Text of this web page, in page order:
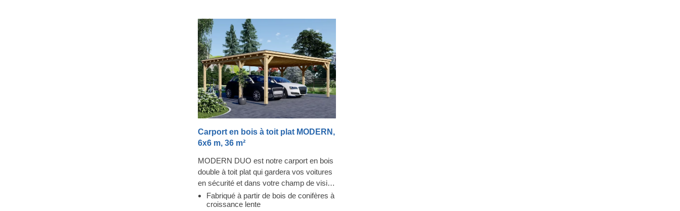
Carport en bois à toit plat MODERN,
6x6 m, 36 m²
MODERN DUO est notre carport en bois
double à toit plat qui gardera vos voitures
en sécurité et dans votre champ de vision
à tout moment. De plus, cette
construction robuste et spacieuse
Fabriqué à partir de bois de conifères à
croissance lente